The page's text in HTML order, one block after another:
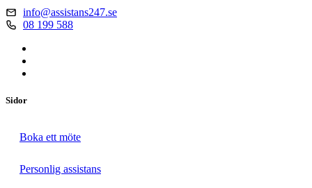
info@assistans247.se
08 199 588
Sidor
Boka ett möte
Personlig assistans